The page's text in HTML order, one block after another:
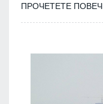
ПРОЧЕТЕТЕ